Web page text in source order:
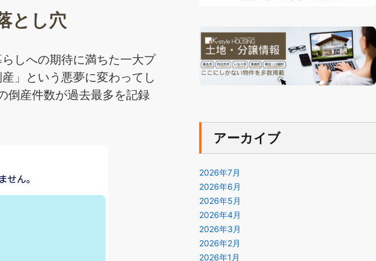
とし穴
しへの期待に満ちた一大プ
」という悪夢に変わってし
倒産件数が過去最多を記録
アーカイブ
2026年7月
2026年6月
2026年5月
2026年4月
2026年3月
2026年2月
2026年1月